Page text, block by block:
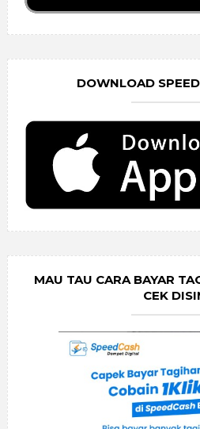
DOWNLOAD
MAU TAU CARA BAYAR
CEK